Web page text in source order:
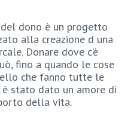
dono è un progetto
alla creazione d una
Donare dove c’è
fino a quando le cose
che fanno tutte le
stato dato un amore di
della vita.